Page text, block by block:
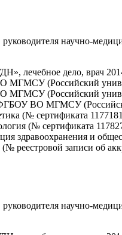
научно-
лечебное дело, врач
(Российский
(Российский
ВО МГМСУ
(№ сертификата
(№ сертификата
здравоохранения и
реестровой записи об
научно-